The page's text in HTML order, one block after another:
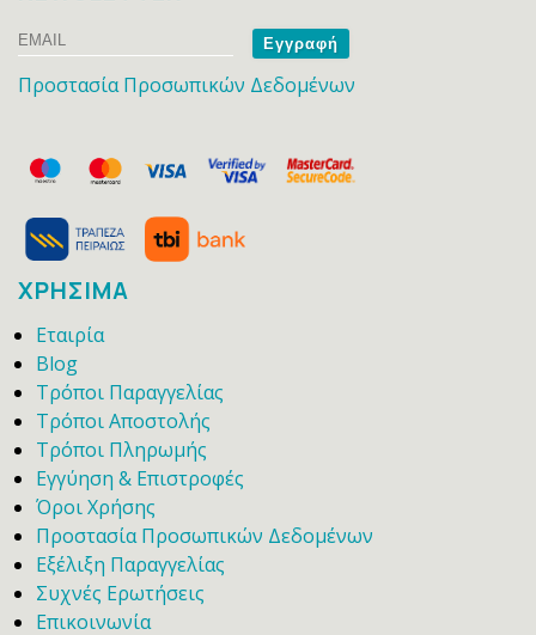
Email
Name
Προστασία Προσωπικών Δεδομένων
ΧΡΗΣΙΜΑ
Εταιρία
Blog
Τρόποι Παραγγελίας
Τρόποι Αποστολής
Τρόποι Πληρωμής
Εγγύηση & Επιστροφές
Όροι Χρήσης
Προστασία Προσωπικών Δεδομένων
Εξέλιξη Παραγγελίας
Συχνές Ερωτήσεις
Επικοινωνία